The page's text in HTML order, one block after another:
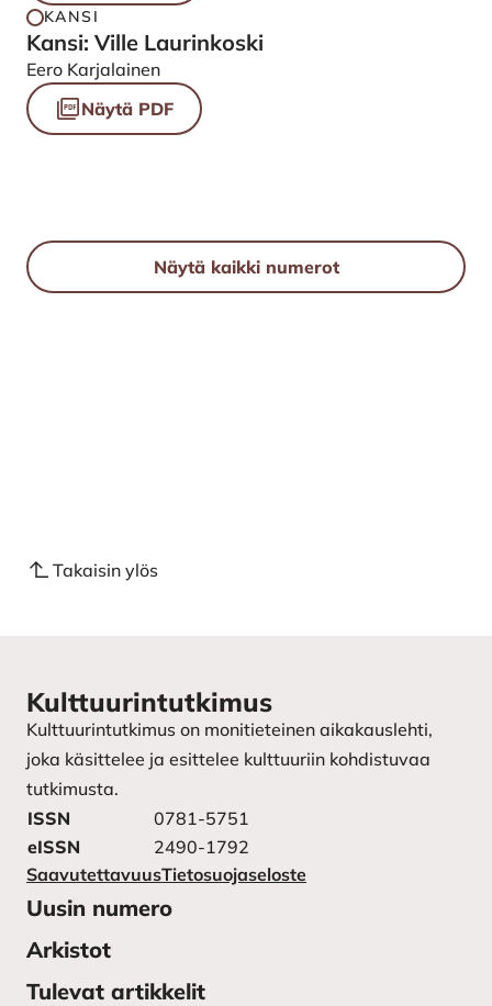
KANSI
Kansi: Ville Laurinkoski
Eero Karjalainen
Näytä PDF
Näytä kaikki numerot
Takaisin ylös
Kulttuurintutkimus
Kulttuurintutkimus on monitieteinen aikakauslehti,
joka käsittelee ja esittelee kulttuuriin kohdistuvaa
tutkimusta.
ISSN
0781-5751
eISSN
2490-1792
SaavutettavuusTietosuojaseloste
Uusin numero
Arkistot
Tulevat artikkelit